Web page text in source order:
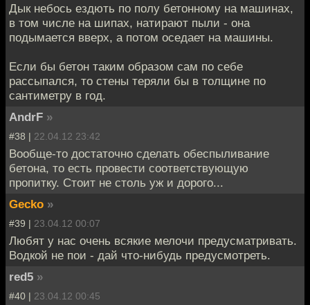
Дык небось ездють по полу бетонному на машинах,
в том числе на шипах, натирают пыли - она
подымается вверх, а потом оседает на машины.
Если бы бетон таким образом сам по себе
рассыпался, то стены теряли бы в толщине по
сантиметру в год.
AndrF »
#38 | 22.04.12 23:42
Вообще-то достаточно сделать обеспыливание
бетона, то есть провести соответствующую
пропитку. Стоит не столь уж и дорого...
Gecko »
#39 | 23.04.12 00:07
Любят у нас очень всякие мелочи предусматривать.
Водкой не пои - дай что-нибудь предусмотреть.
red5 »
#40 | 23.04.12 00:45